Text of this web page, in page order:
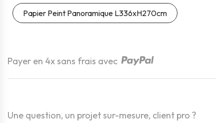
Papier Peint Panoramique L336xH270cm
Payer en 4x sans frais avec
Une question, un projet sur-mesure, client pro ?